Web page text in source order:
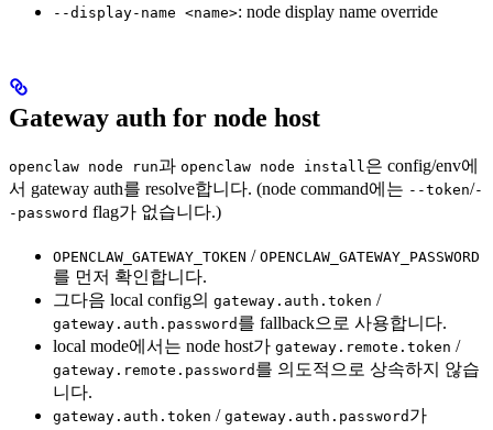
--display-name <name>: node display name override
Gateway auth for node host
openclaw node run과 openclaw node install 은 config/env에
서 gateway auth를 resolve합니다. (node command에는 --token/-
-password flag가 없습니다.)
OPENCLAW_GATEWAY_TOKEN / OPENCLAW_GATEWAY_PASSWORD
를 먼저 확인합니다.
그다음 local config의 gateway.auth.token /
gateway.auth.password 를 fallback으로 사용합니다.
local mode에서는 node host가 gateway.remote.token /
gateway.remote.password 를 의도적으로 상속하지 않습
니다.
gateway.auth.token / gateway.auth.password 가